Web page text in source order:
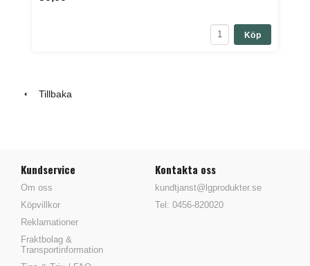
Köp
Tillbaka
Kundservice
Om oss
Köpvillkor
Reklamationer
Fraktbolag &
Transportinformation
Kontakta oss
kundtjanst@lgprodukter.se
Tel: 0456-820020